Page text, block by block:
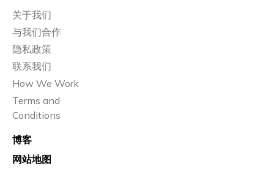
关于我们
与我们合作
隐私政策
联系我们
How We Work
Terms and
Conditions
博客
网站地图